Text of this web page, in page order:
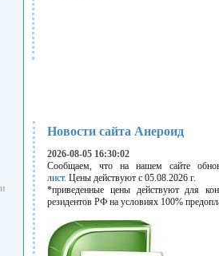
Новости сайта Анероид
2026-08-05 16:30:02
Сообщаем, что на нашем сайте
лист. Цены действуют с 05.08.2026 г.
*приведенные цены действуют для
резидентов РФ на условиях 100%